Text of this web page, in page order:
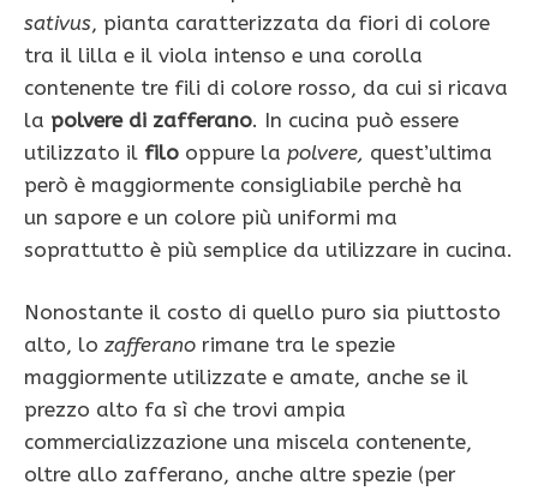
sativus, pianta caratterizzata da fiori di colore
tra il lilla e il viola intenso e una corolla
contenente tre fili di colore rosso, da cui si ricava
la polvere di zafferano. In cucina può essere
utilizzato il filo oppure la polvere, quest’ultima
però è maggiormente consigliabile perchè ha
un sapore e un colore più uniformi ma
soprattutto è più semplice da utilizzare in cucina.
Nonostante il costo di quello puro sia piuttosto
alto, lo zafferano rimane tra le spezie
maggiormente utilizzate e amate, anche se il
prezzo alto fa sì che trovi ampia
commercializzazione una miscela contenente,
oltre allo zafferano, anche altre spezie (per